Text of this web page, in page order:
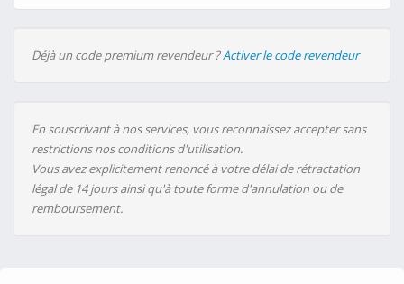
Déjà un code premium revendeur ?Activer le code revendeur
En souscrivant à nos services, vous reconnaissez accepter sans
restrictions nos conditions d'utilisation.
Vous avez explicitement renoncé à votre délai de rétractation
légal de 14 jours ainsi qu'à toute forme d'annulation ou de
remboursement.